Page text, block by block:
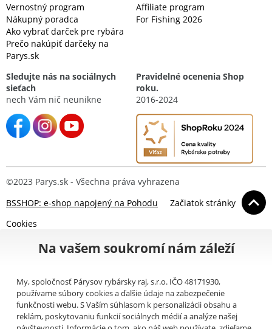
Vernostný program
Nákupný poradca
Ako vybrať darček pre rybára
Prečo nakúpiť darčeky na
Parys.sk
Affiliate program
For Fishing 2026
Sledujte nás na sociálnych
sieťach
nech Vám nič neunikne
Pravidelné ocenenia Shop
roku.
2016-2024
©2023 Parys.sk - Všechna práva vyhrazena
BSSHOP: e-shop napojený na Pohodu
Začiatok stránky
Cookies
Na vašem soukromí nám záleží
My, spoločnosť Párysov rybársky raj, s.r.o. IČO 48171930,
používame súbory cookies a ďalšie údaje na zabezpečenie
funkčnosti webu. S Vaším súhlasom k personalizácii obsahu a
reklám, poskytovaniu funkcií sociálnych médií a analýze našej